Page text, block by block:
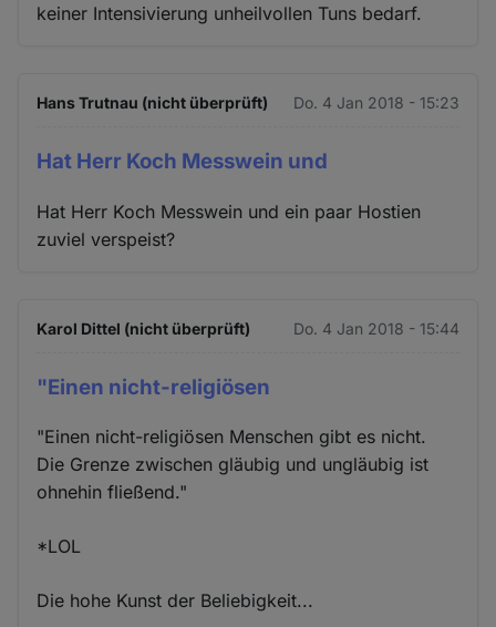
keiner Intensivierung unheilvollen Tuns bedarf.
Hans Trutnau (nicht überprüft) Do. 4 Jan 2018 - 15:23
Hat Herr Koch Messwein und
Hat Herr Koch Messwein und ein paar Hostien
zuviel verspeist?
Karol Dittel (nicht überprüft) Do. 4 Jan 2018 - 15:44
"Einen nicht-religiösen
"Einen nicht-religiösen Menschen gibt es nicht.
Die Grenze zwischen gläubig und ungläubig ist
ohnehin fließend."
*LOL
Die hohe Kunst der Beliebigkeit...